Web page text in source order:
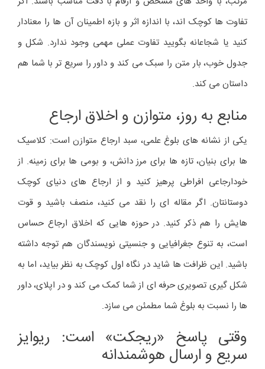
تفاوت ها کوچک اند، با اندازه اثر و بازه اطمینان آن ها را معنادار
کنید یا شجاعانه بگویید تفاوت عملی مهمی وجود ندارد. شکل و
جدول خوب، بار متن را سبک می کند و داور را سریع تر با شما هم
داستان می کند.
منابع به روز، متوازن و اخلاق ارجاع
یکی از نشانه های بلوغ علمی، سبد ارجاع متوازن است: کلاسیک
ها برای بنیان، تازه ها برای مرز دانش، و بومی ها برای زمینه. از
خودارجاعی افراطی پرهیز کنید و از ارجاع های دنیای کوچک
دوستانتان. اگر مقاله ای را نقد می کنید، منصف باشید و قوت
هایش را هم ذکر کنید. در حوزه هایی که اخلاق ارجاع حساس
است، به تنوع جغرافیایی و جنسیتی نویسندگان هم توجه داشته
باشید. این ظرافت ها شاید در نگاه اول کوچک به نظر بیاید، اما به
شکل گیری تصویری حرفه ای از شما کمک می کند و در اپلای، داور
ها را نسبت به بلوغ شما مطمئن می سازد.
وقتی پاسخ «ریجکت» است: ریوایز
سریع و ارسال هوشمندانه